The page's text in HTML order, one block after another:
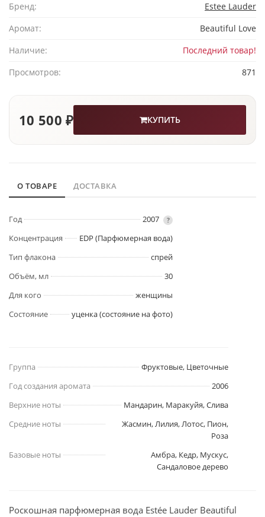
Бренд:
Estee Lauder
Аромат:
Beautiful Love
Наличие:
Последний товар!
Просмотров:
871
10 500 ₽ КУПИТЬ
О ТОВАРЕ ДОСТАВКА
Год 2007 ?
Концентрация
EDP (Парфюмерная вода)
Тип флакона
спрей
Объём, мл
30
Для кого
женщины
Состояние
уценка (состояние на фото)
Группа
Фруктовые, Цветочные
Год создания аромата
2006
Верхние ноты
Мандарин, Маракуйя, Слива
Средние ноты
Жасмин, Лилия, Лотос, Пион,
Роза
Базовые ноты
Амбра, Кедр, Мускус,
Сандаловое дерево
Роскошная парфюмерная вода Estée Lauder Beautiful